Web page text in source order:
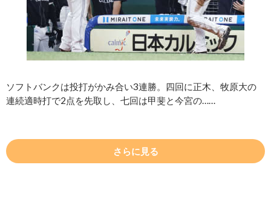
ソフトバンクは投打がかみ合い3連勝。四回に正木、牧原大の
連続適時打で2点を先取し、七回は甲斐と今宮の……
さらに見る